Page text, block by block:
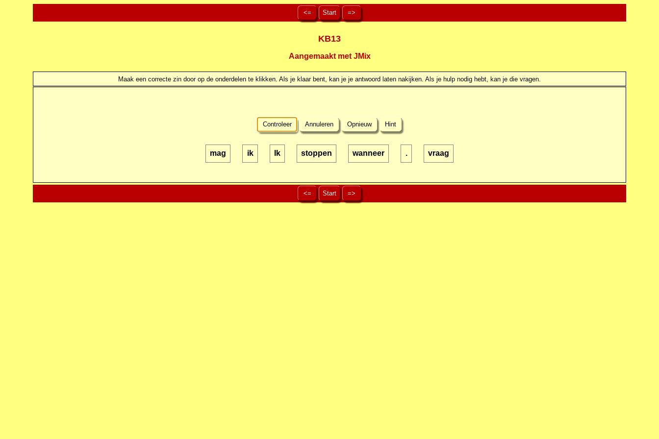
<= Start =>
KB13
Aangemaakt met JMix
Maak een correcte zin door op de onderdelen te klikken. Als je klaar bent, kan je je antwoord laten nakijken. Als je hulp nodig hebt, kan je die vragen.
Controleer Annuleren Opnieuw Hint
mag ik Ik stoppen wanneer . vraag
<= Start =>